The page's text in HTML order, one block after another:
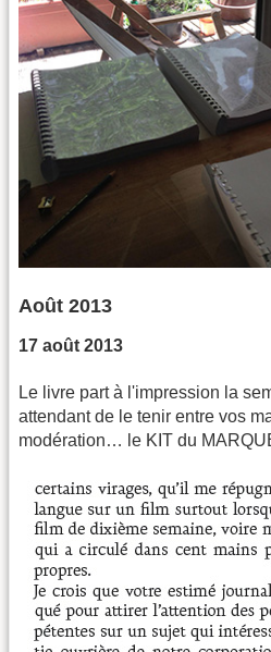
Août 2013
17 août 2013
Le livre part à l'impression la
attendant de le tenir entre vos
modération… le KIT du